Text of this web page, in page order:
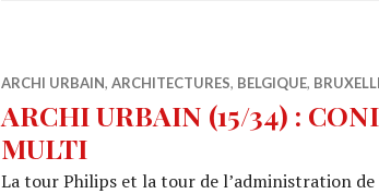
ARCHI URBAIN, ARCHITECTURES, BELGIQUE,
ARCHI URBAIN (15/34) :
MULTI
La tour Philips et la tour de l’administration